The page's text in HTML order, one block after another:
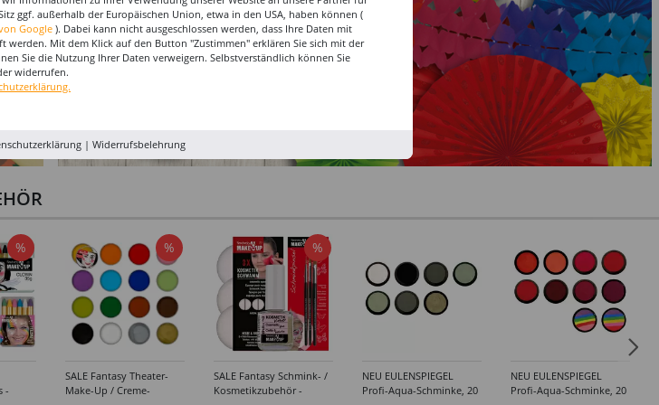
%
-
%
SALE Fantasy Theater-
Make-Up / Creme-
%
SALE Fantasy Schmink- /
Kosmetikzubehör -
NEU EULENSPIEGEL
Profi-Aqua-Schminke, 20
NEU EULENSPIEGEL
Profi-Aqua-Schminke, 20
ggf. außerhalb der Europäischen Union, etwa in den USA, haben können (
Google ). Dabei kann nicht ausgeschlossen werden, dass Ihre Daten mit
Mit dem Klick auf den Button "Zustimmen" erklären Sie sich mit der
Sie die Nutzung Ihrer Daten verweigern. Selbstverständlich können Sie
widerrufen.
| Widerrufsbelehrung